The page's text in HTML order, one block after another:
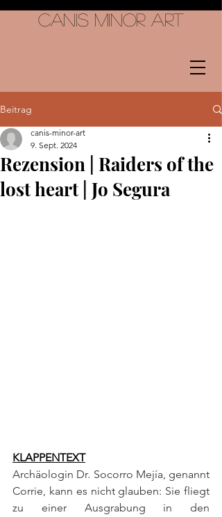
Canis Minor Art
Beitrag
Rezension | Raiders of the
lost heart | Jo Segura
canis-minor-art
9. Sept. 2024
KLAPPENTEXT
Archäologin Dr. Socorro Mejía, genannt
Corrie, kann es nicht glauben: Sie fliegt
zu einer Ausgrabung in den